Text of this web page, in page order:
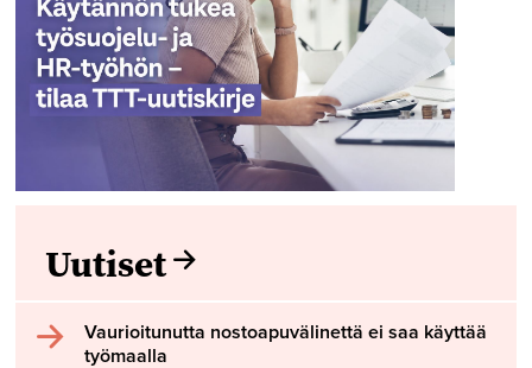
Uutiset
Vaurioitunutta nostoapuvälinettä ei saa käyttää
työmaalla